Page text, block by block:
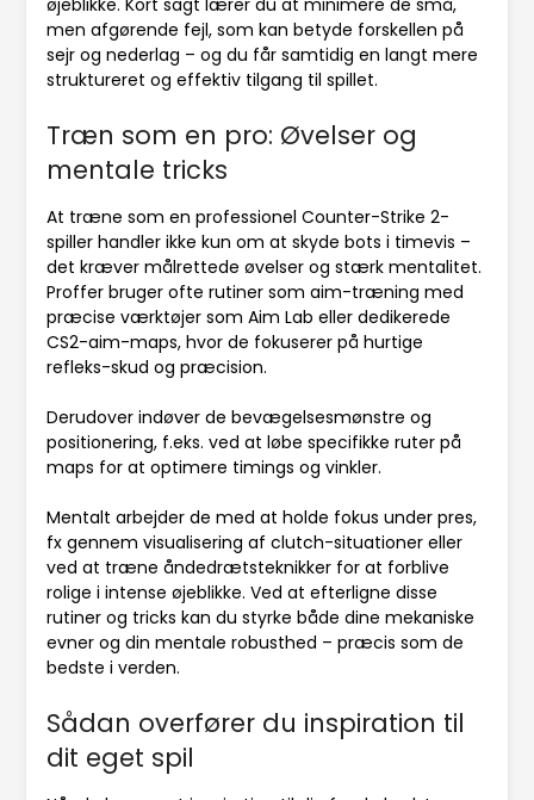
øjeblikke. Kort sagt lærer du at minimere de små,
men afgørende fejl, som kan betyde forskellen på
sejr og nederlag – og du får samtidig en langt mere
struktureret og effektiv tilgang til spillet.
Træn som en pro: Øvelser og
mentale tricks
At træne som en professionel Counter-Strike 2-
spiller handler ikke kun om at skyde bots i timevis –
det kræver målrettede øvelser og stærk mentalitet.
Proffer bruger ofte rutiner som aim-træning med
præcise værktøjer som Aim Lab eller dedikerede
CS2-aim-maps, hvor de fokuserer på hurtige
refleks-skud og præcision.
Derudover indøver de bevægelsesmønstre og
positionering, f.eks. ved at løbe specifikke ruter på
maps for at optimere timings og vinkler.
Mentalt arbejder de med at holde fokus under pres,
fx gennem visualisering af clutch-situationer eller
ved at træne åndedrætsteknikker for at forblive
rolige i intense øjeblikke. Ved at efterligne disse
rutiner og tricks kan du styrke både dine mekaniske
evner og din mentale robusthed – præcis som de
bedste i verden.
Sådan overfører du inspiration til
dit eget spil